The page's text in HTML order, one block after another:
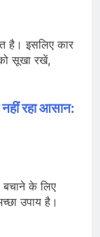
है। इसलिए कार
सूखा रखें,
रहा आसान:
बचाने के लिए
उपाय है।